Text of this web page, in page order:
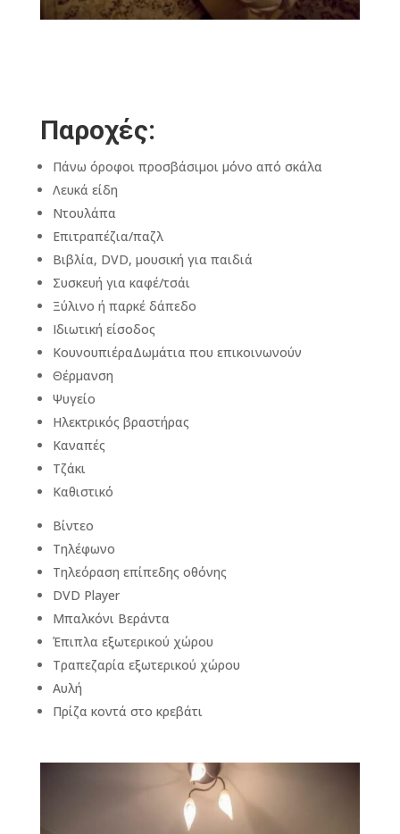
Παροχές: ​
Πάνω όροφοι προσβάσιμοι μόνο από σκάλα
Λευκά είδη
Ντουλάπα
Επιτραπέζια/παζλ
Βιβλία, DVD, μουσική για παιδιά
Συσκευή για καφέ/τσάι
Ξύλινο ή παρκέ δάπεδο
Ιδιωτική είσοδος
ΚουνουπιέραΔωμάτια που επικοινωνούν
Θέρμανση
Ψυγείο
Ηλεκτρικός βραστήρας
Καναπές
Τζάκι
Καθιστικό
Βίντεο
Τηλέφωνο
Τηλεόραση επίπεδης οθόνης
DVD Player
Μπαλκόνι Βεράντα
Έπιπλα εξωτερικού χώρου
Τραπεζαρία εξωτερικού χώρου
Αυλή
Πρίζα κοντά στο κρεβάτι